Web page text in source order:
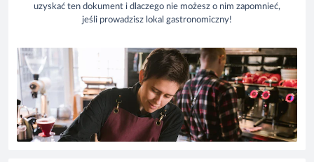
uzyskać ten dokument i dlaczego nie możesz o nim zapomnieć,
jeśli prowadzisz lokal gastronomiczny!